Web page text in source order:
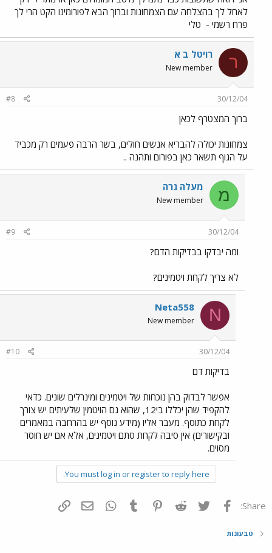
לאחל לך בהצלחה עם הצמחונות וברוך הבא לפורומינו הקט הרי לך
פרח רשמי - טלי
ר רויטל ב א
New member
30/12/04
#8
ברוך המצטרף לכאן
צמחונות יכולה להבריא אנשים חולים, בשר הרבה פעמים רק מכביד
על הגוף תשאר כאן בפורום ותהנה ..
מ מעלה גרה
New member
30/12/04
#9
ומה יבדקו בבדיקות הדם?
לא צריך לקחת ויטמינים?
N
Neta558
New member
30/12/04
#10
בדיקות דם
אפשר לבדוק בהן נוכחות של ויטמינים ומינרלים שונים. כדאי
להקפיד שהן יכללו בי12, שהוא גם הויטמין שלעיתים יש צורך
לקחת כתוסף. מעבר אליו (מידע נוסף יש בהרחבה במאמרים
ובקישורים) אין סיבה לקחת סתם ויטמינים, אלא אם יש חוסר
מסוים.
You must log in or register to reply here.
Share: פייסבוק Twitter
Reddit
Pinterest
Tumblr
WhatsAppדואר אלקטרוני
טבעונות